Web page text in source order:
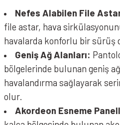
Nefes Alabilen File
file astar, hava
havalarda konforlu bir sürüş
Geniş Ağ Alanları:
bölgelerinde bulunan geniş
havalandırma sağlayarak
olur.
Akordeon Esneme